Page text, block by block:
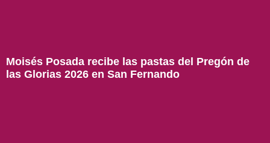
Moisés Posada recibe las pastas del Pregón de
las Glorias 2026 en San Fernando